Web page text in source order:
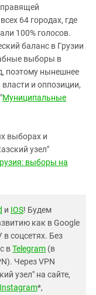
64 городах, где
100% голосов.
баланс в Грузии
выборы в
поэтому нынешнее
и оппозиции,
Муниципальные
выборах и
узел"
выборы на
и IOS! Будем
как в Google
в соцсетях. Без
вTelegram (в
Через VPN
узел" на сайте,
Instagram*,